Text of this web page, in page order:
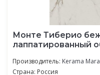
Монте Тиберио
лаппатированный
Производитель: Kerama
Страна: Россия